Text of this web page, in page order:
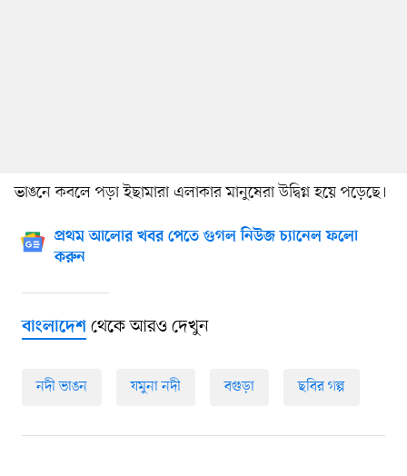
ভাঙনে কবলে পড়া ইছামারা এলাকার মানুষেরা উদ্বিগ্ন হয়ে পড়েছে।
প্রথম আলোর খবর পেতে গুগল নিউজ চ্যানেল ফলো
করুন
বাংলাদেশথেকে আরও দেখুন
নদী ভাঙন যমুনা নদী বগুড়া ছবির গল্প